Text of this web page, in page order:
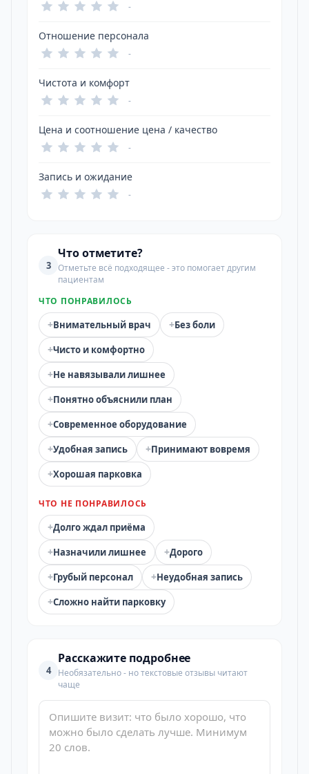
-
Отношение персонала
-
Чистота и комфорт
-
Цена и соотношение цена / качество
-
Запись и ожидание
-
3
Что отметите?
Отметьте всё подходящее - это помогает другим
пациентам
ЧТО ПОНРАВИЛОСЬ
+Внимательный врач +Без боли
+Чисто и комфортно
+Не навязывали лишнее
+Понятно объяснили план
+Современное оборудование
+Удобная запись +Принимают вовремя
+Хорошая парковка
ЧТО НЕ ПОНРАВИЛОСЬ
+Долго ждал приёма
+Назначили лишнее +Дорого
+Грубый персонал +Неудобная запись
+Сложно найти парковку
4
Расскажите подробнее
Необязательно - но текстовые отзывы читают
чаще